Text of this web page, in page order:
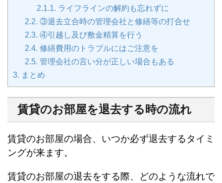
2.1.1. ライフラインの解約も忘れずに
2.2. ③退去立合時の管理会社と修繕等の打合せ
2.3. ④引越し及び敷金精算を行う
2.4. 修繕費用のトラブルにはご注意を
2.5. 管理会社の言い分が正しい場合もある
3. まとめ
賃貸のお部屋を退去する時の流れ
賃貸のお部屋の場合、いつか必ず退去するタイミ
ングが来ます。
賃貸のお部屋の退去をする際、どのような流れで